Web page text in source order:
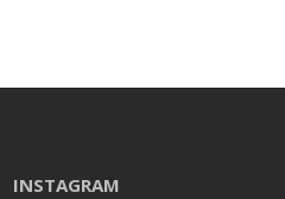
INSTAGRAM